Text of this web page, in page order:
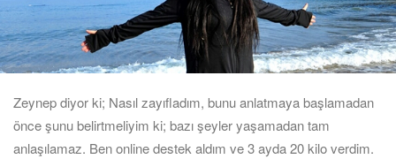
Zeynep diyor ki; Nasıl zayıfladım, bunu anlatmaya başlamadan
önce şunu belirtmeliyim ki; bazı şeyler yaşamadan tam
anlaşılamaz. Ben online destek aldım ve 3 ayda 20 kilo verdim.